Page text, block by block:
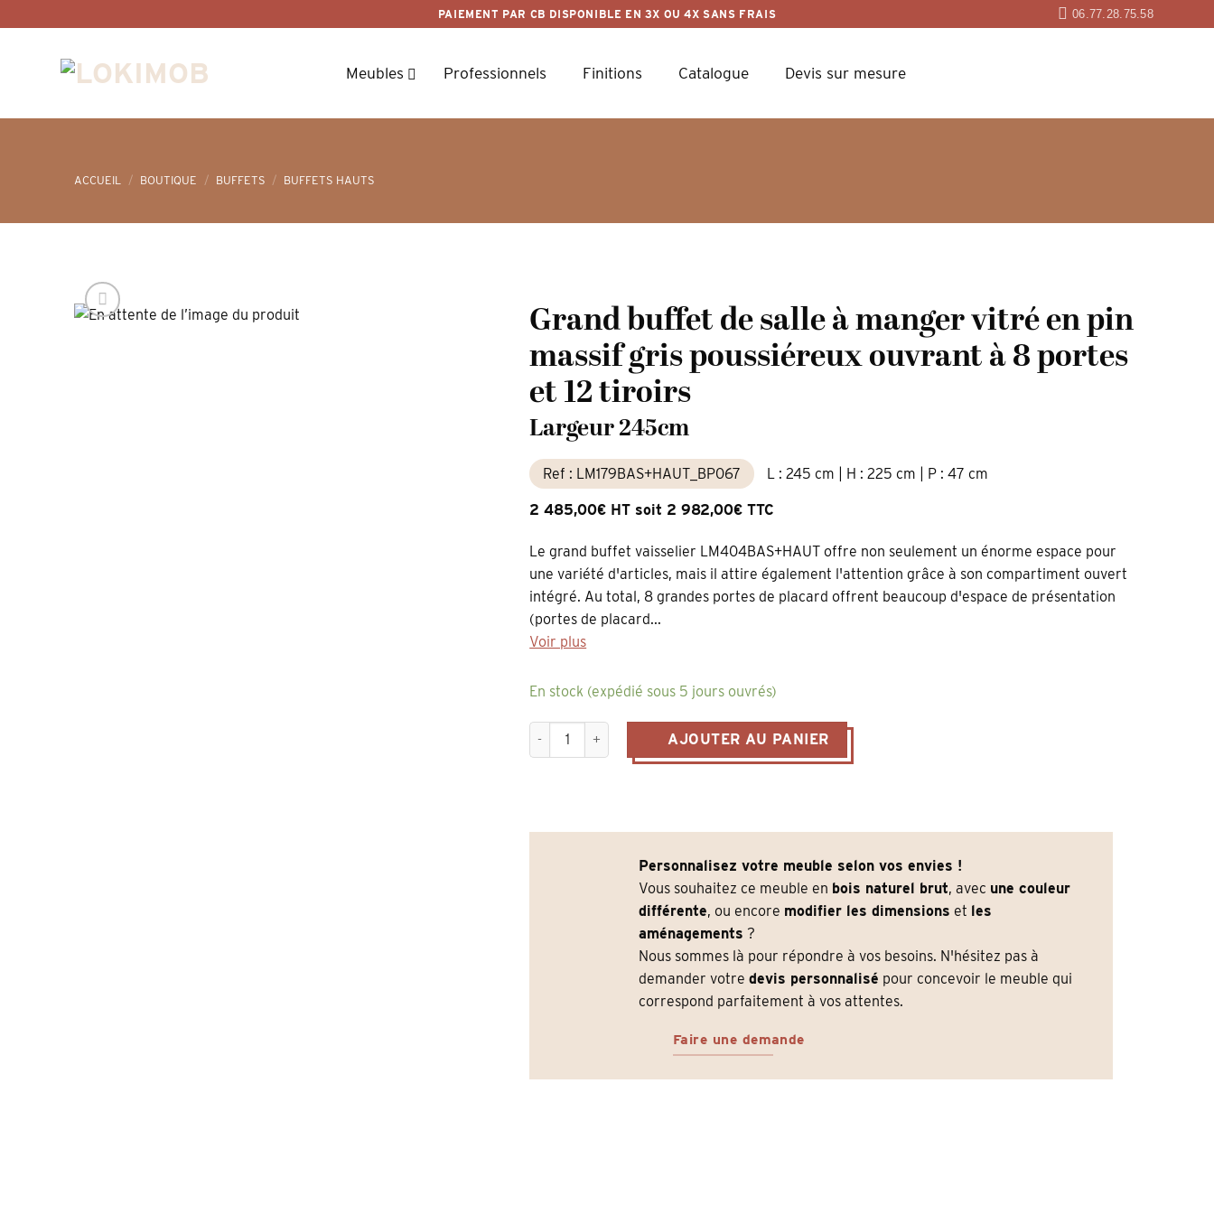
to
PAIEMENT PAR CB DISPONIBLE EN 3X OU 4X SANS FRAIS 06.77.28.75.58
Meubles Professionnels Finitions Catalogue Devis sur mesure
ACCUEIL / BOUTIQUE / BUFFETS / BUFFETS HAUTS
Grand buffet de salle à manger vitré en pin
massif gris poussiéreux ouvrant à 8 portes
et 12 tiroirs
Largeur 245cm
Ref : LM179BAS+HAUT_BP067 L : 245 cm | H : 225 cm | P : 47 cm
2 485,00€ HT soit 2 982,00€ TTC
Le grand buffet vaisselier LM404BAS+HAUT offre non seulement un énorme espace pour
une variété d'articles, mais il attire également l'attention grâce à son compartiment ouvert
intégré. Au total, 8 grandes portes de placard offrent beaucoup d'espace de présentation
(portes de placard...
Voir plus
En stock (expédié sous 5 jours ouvrés)
quantité de grand buffet de salle à manger vitré en pin massif gris poussiéreux ouvrant à 8 portes et 12 tiroirs
AJOUTER AU PANIER
Personnalisez votre meuble selon vos envies !
Vous souhaitez ce meuble en bois naturel brut, avec une couleur
différente, ou encore modifier les dimensions et les
aménagements ?
Nous sommes là pour répondre à vos besoins. N'hésitez pas à
demander votredevis personnalisé pour concevoir le meuble qui
correspond parfaitement à vos attentes.
Faire une demande